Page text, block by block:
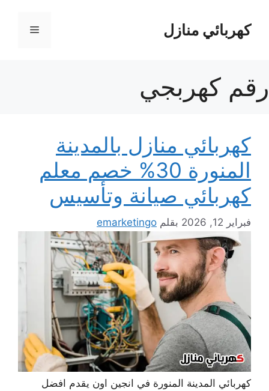
المحتوىكهربائي منازل القائمة
رقم كهربجي
كهربائي منازل بالمدينة
المنورة 30% خصم معلم
كهربائي صيانة وتأسيس
فبراير 12, 2026 بقلم emarketingo
كهربائي المدينة المنورة في انجين اون يقدم افضل